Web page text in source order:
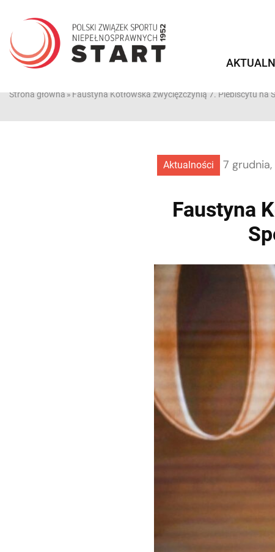
treści
Strona główna»Faustyna Kotłowska zwyciężczynią 7. Plebiscytu
Aktualności 7
Faustyna